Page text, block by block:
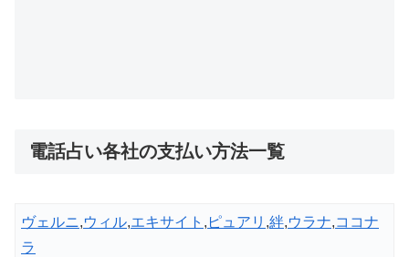
電話占い各社の支払い方法一覧
ヴェルニ,ウィル,エキサイト , ピュアリ ,絆,ウラナ,ココナ
ラ